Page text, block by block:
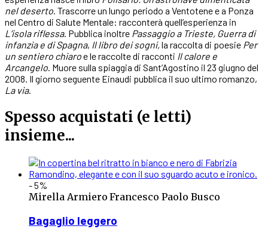
nel deserto. Trascorre un lungo periodo a Ventotene e a Ponza
nel Centro di Salute Mentale: racconterà quell’esperienza in
L’isola riflessa. Pubblica inoltre Passaggio a Trieste, Guerra di
infanzia e di Spagna, Il libro dei sogni,la raccolta di poesie Per
un sentiero chiaroe le raccolte di racconti Il calore e
Arcangelo. Muore sulla spiaggia di Sant’Agostino il 23 giugno del
2008. Il giorno seguente Einaudi pubblica il suo ultimo romanzo,
La via.
Spesso acquistati (e letti)
insieme...
- 5%
Mirella Armiero Francesco Paolo Busco
Bagaglio leggero